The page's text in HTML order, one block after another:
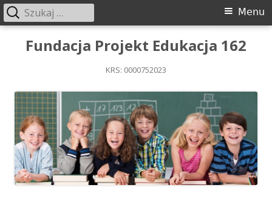
PrzeskoczFundacja Projekt Edukacja 162
KRS: 0000752023
Menu
główne
Menu
Szukaj: